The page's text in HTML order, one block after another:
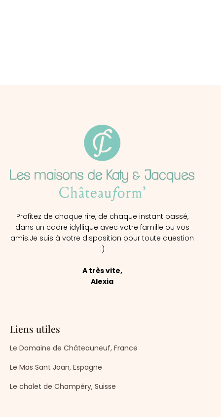
Profitez de chaque rire, de chaque instant passé,
dans un cadre idyllique avec votre famille ou vos
amis.Je suis à votre disposition pour toute question
:)
A très vite,
Alexia
Liens utiles
Le Domaine de Châteauneuf, France
Le Mas Sant Joan, Espagne
Le chalet de Champéry, Suisse